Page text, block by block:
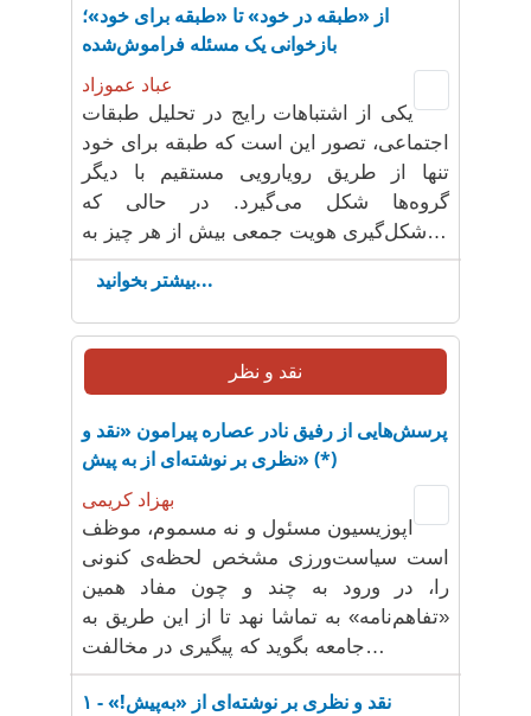
از «طبقه در خود» تا «طبقه برای خود»؛
بازخوانی یک مسئله فراموش‌شده
عباد عموزاد
یکی از اشتباهات رایج در تحلیل طبقات
اجتماعی، تصور این است که طبقه برای خود
تنها از طریق رویارویی مستقیم با دیگر
گروه‌ها شکل می‌گیرد. در حالی که
شکل‌گیری هویت جمعی بیش از هر چیز به…
بیشتر بخوانید...
نقد و نظر
پرسش‌هایی از رفیق نادر عصاره پیرامون «نقد و
نظری بر نوشته‌ای از به پیش» (*)
بهزاد کریمی
اپوزیسیون مسئول و نه مسموم، موظف
است سیاست‌ورزی مشخص لحظه‌ی کنونی
را، در ورود به چند و چون مفاد همین
«تفاهم‌نامه» به تماشا نهد تا از این طریق به
جامعه‌ بگوید که پیگیری در مخالفت…
نقد و نظری بر نوشته‌ای از «به‌پیش!» - ۱